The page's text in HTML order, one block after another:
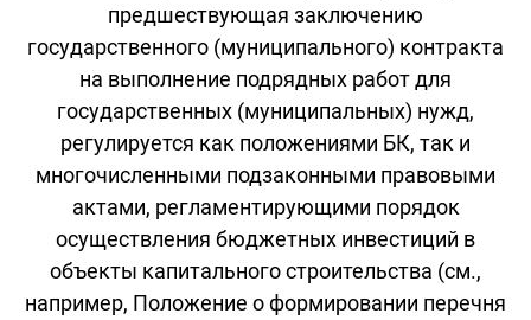
предшествующая заключению
государственного (муниципального) контракта
на выполнение подрядных работ для
государственных (муниципальных) нужд,
регулируется как положениями БК, так и
многочисленными подзаконными правовыми
актами, регламентирующими порядок
осуществления бюджетных инвестиций в
объекты капитального строительства (см.,
например, Положение о формировании перечня